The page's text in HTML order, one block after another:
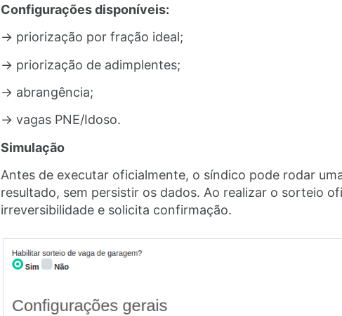
Configurações disponíveis:
→ priorização por fração ideal;
→ priorização de adimplentes;
→ abrangência;
→ vagas PNE/Idoso.
Simulação
Antes de executar oficialmente, o síndico pode rodar
resultado, sem persistir os dados. Ao realizar o sorteio
irreversibilidade e solicita confirmação.